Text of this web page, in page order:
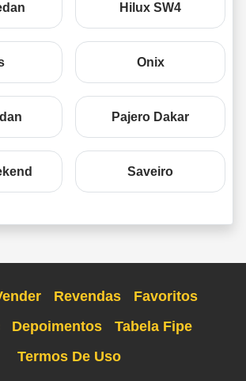
Hilux SW4
Onix
Pajero Dakar
Saveiro
Revendas
Favoritos
Depoimentos
Tabela Fipe
Termos De Uso